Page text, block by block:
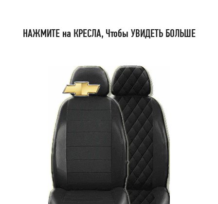
НАЖМИТЕ на КРЕСЛА, Чтобы УВИДЕТЬ БОЛЬШЕ